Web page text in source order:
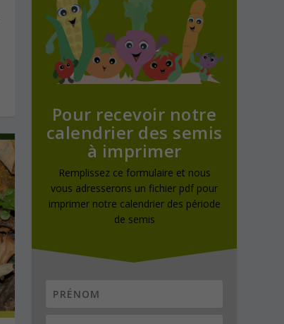
Pour recevoir notre
calendrier des semis
à imprimer
Remplissez ce formulaire et nous
vous adresserons un fichier pdf pour
imprimer notre calendrier des période
de semis